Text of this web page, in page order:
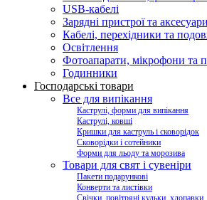
USB-кабелі
Зарядні пристрої та аксесуари
Кабелі, перехідники та
Освітлення
Фотоапарати, мікрофони та
Годинники
Господарські товари
Все для випікання
Каструлі, форми для випікання
Каструлі, ковші
Кришки для каструль і сковорідок
Сковорідки і сотейники
Форми для льоду та морозива
Товари для свят і сувеніри
Пакети подарункові
Конверти та листівки
Свічки, повітряні кульки, хлопавки